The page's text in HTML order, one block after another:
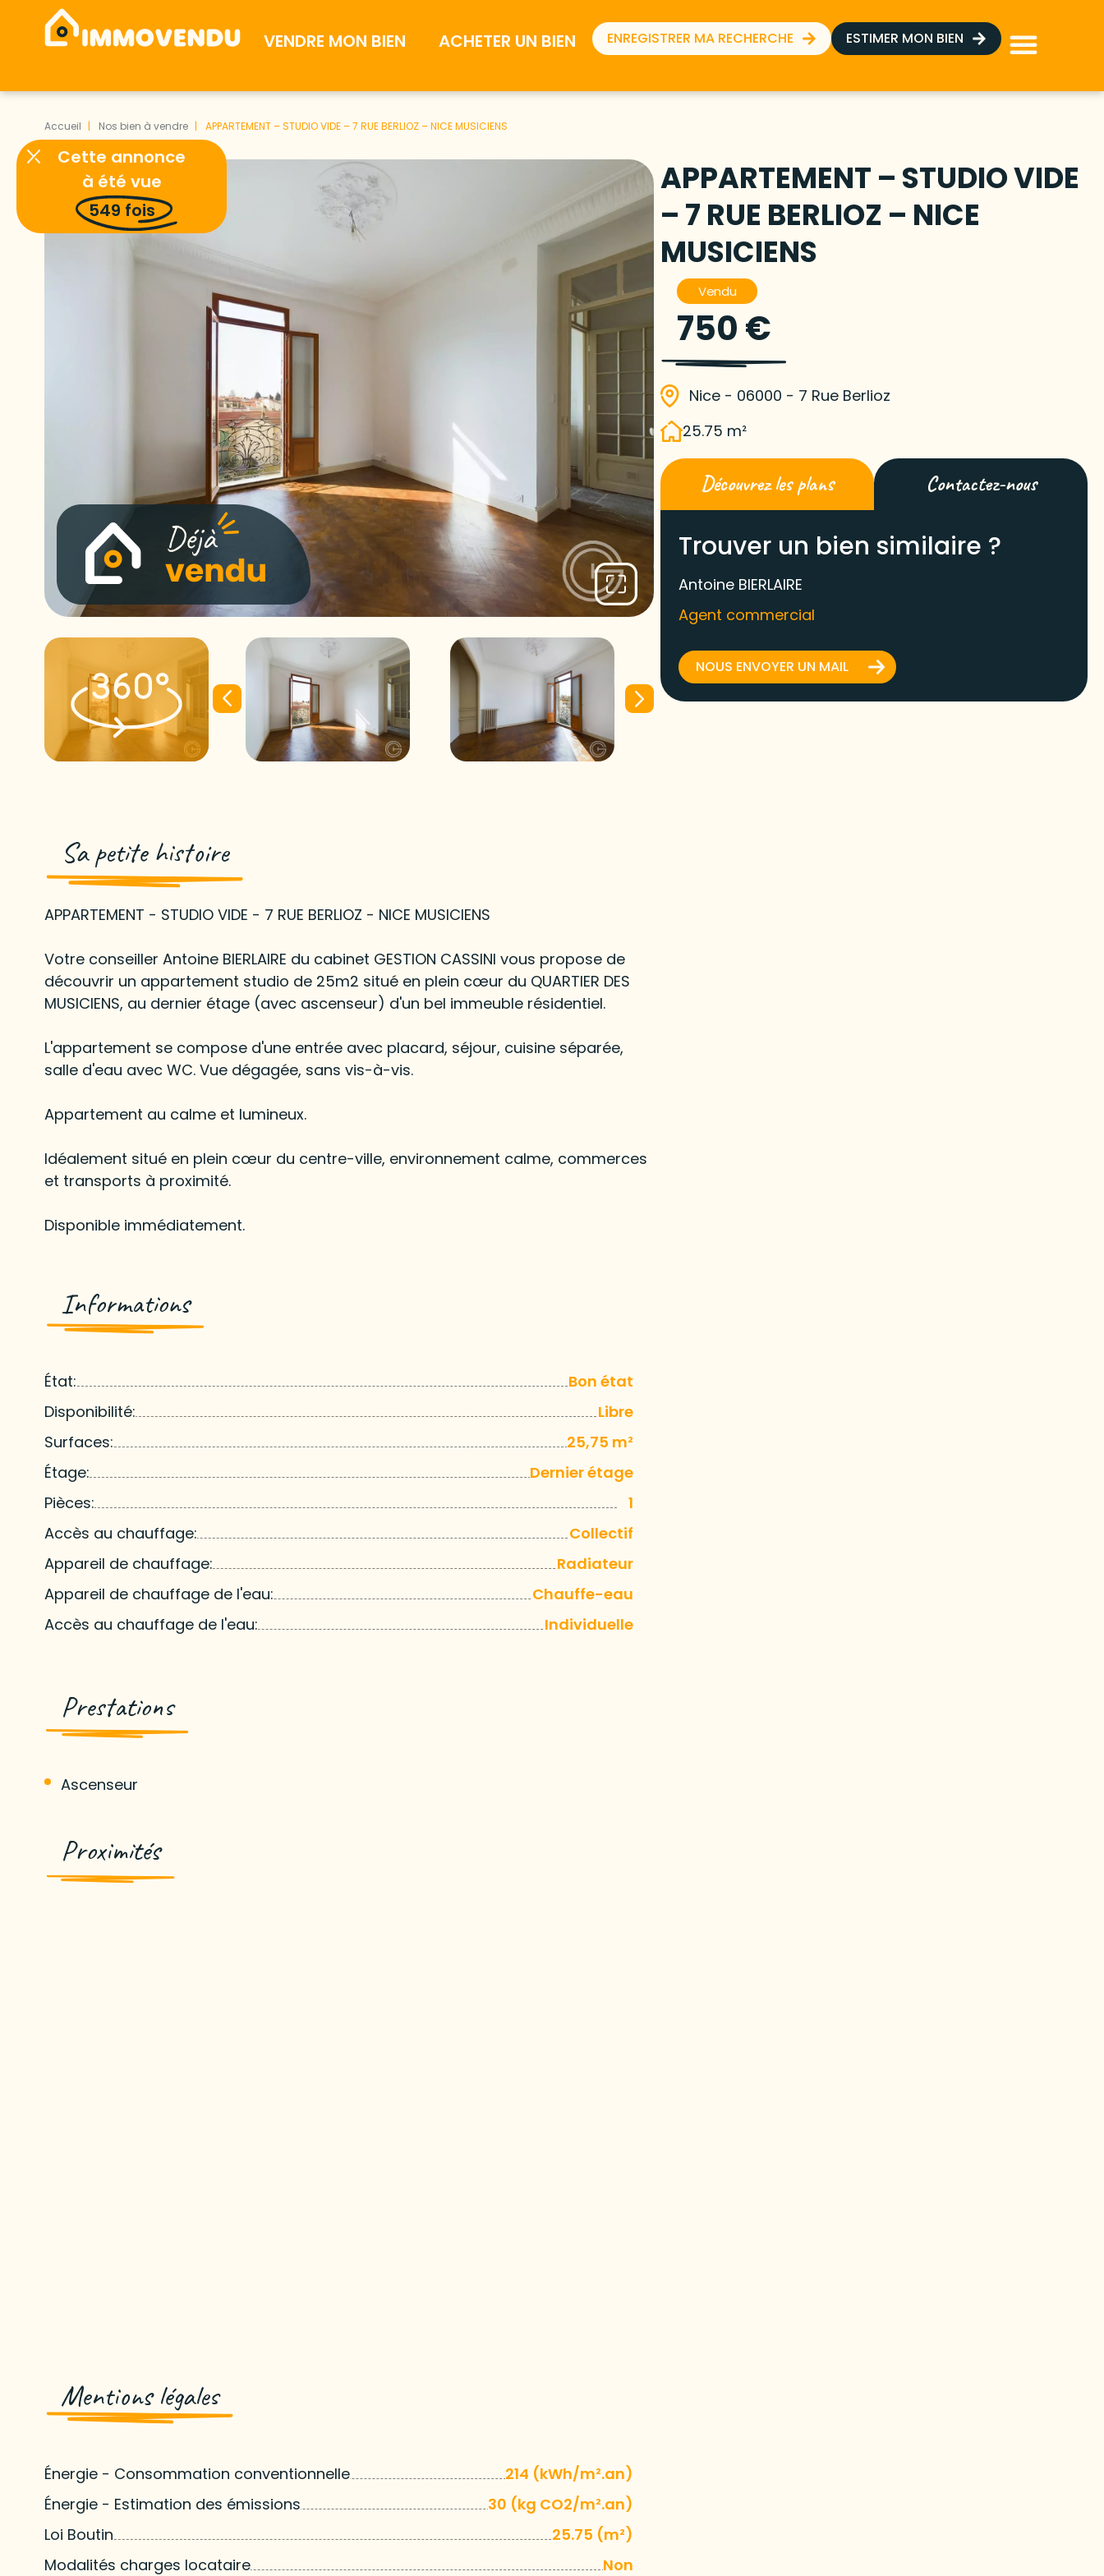
VENDRE MON BIEN ACHETER UN BIEN ENREGISTRER MA RECHERCHE ESTIMER MON BIEN
Accueil Nos bien à vendre APPARTEMENT – STUDIO VIDE – 7 RUE BERLIOZ – NICE MUSICIENS
APPARTEMENT – STUDIO VIDE
– 7 RUE BERLIOZ – NICE
MUSICIENS
Vendu
750 €
Nice - 06000 - 7 Rue Berlioz
25.75 m²
Découvrez les plans Contactez-nous
Trouver un bien similaire ?
Antoine BIERLAIRE
Agent commercial
NOUS ENVOYER UN MAIL
Sa petite histoire
APPARTEMENT - STUDIO VIDE - 7 RUE BERLIOZ - NICE MUSICIENS
Votre conseiller Antoine BIERLAIRE du cabinet GESTION CASSINI vous propose de
découvrir un appartement studio de 25m2 situé en plein cœur du QUARTIER DES
MUSICIENS, au dernier étage (avec ascenseur) d'un bel immeuble résidentiel.
L'appartement se compose d'une entrée avec placard, séjour, cuisine séparée,
salle d'eau avec WC. Vue dégagée, sans vis-à-vis.
Appartement au calme et lumineux.
Idéalement situé en plein cœur du centre-ville, environnement calme, commerces
et transports à proximité.
Disponible immédiatement.
Informations
État:
Bon état
Disponibilité:
Libre
Surfaces:
25,75 m²
Étage:
Dernier étage
Pièces:
1
Accès au chauffage:
Collectif
Appareil de chauffage:
Radiateur
Appareil de chauffage de l'eau:
Chauffe-eau
Accès au chauffage de l'eau:
Individuelle
Prestations
Ascenseur
Proximités
Mentions légales
Énergie - Consommation conventionnelle
214 (kWh/m².an)
Énergie - Estimation des émissions
30 (kg CO2/m².an)
Loi Boutin
25.75 (m²)
Modalités charges locataire
Non
Cette annonce
à été vue
549 fois